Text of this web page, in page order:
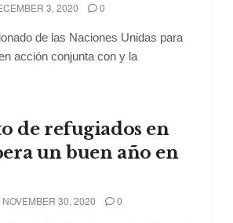
3, 2020 0
de las Naciones Unidas para
acción conjunta con y la
de refugiados en
un buen año en
NOVEMBER 30, 2020 0